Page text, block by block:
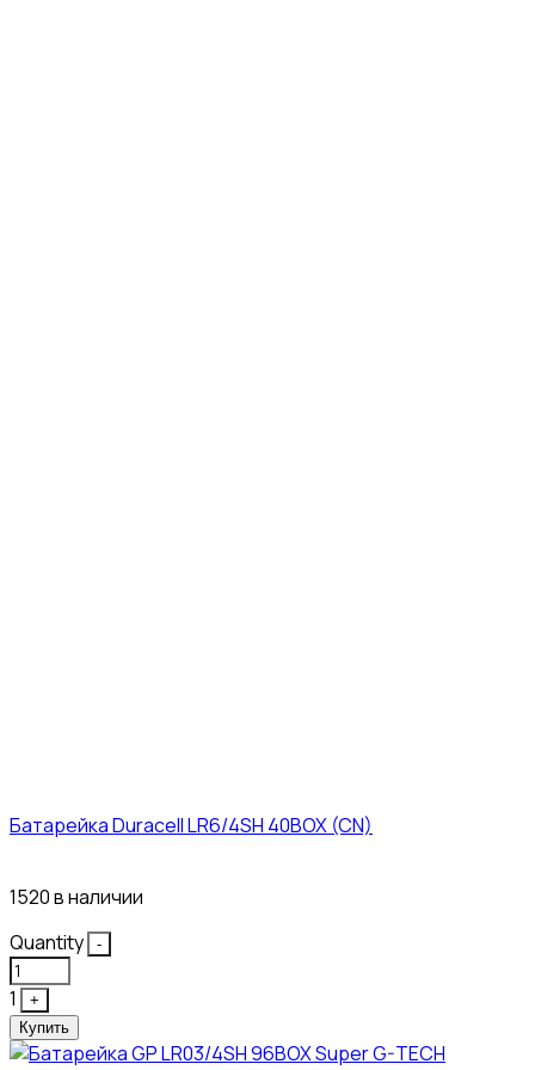
Батарейка Duracell LR6/4SH 40BOX (CN)
1520 в наличии
Quantity
-
1
+
Купить